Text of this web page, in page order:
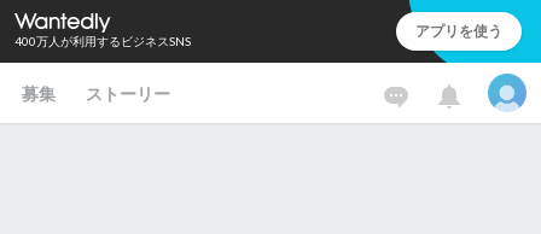
400万人が利用するビジネスSNS アプリを使う
募集 ストーリー